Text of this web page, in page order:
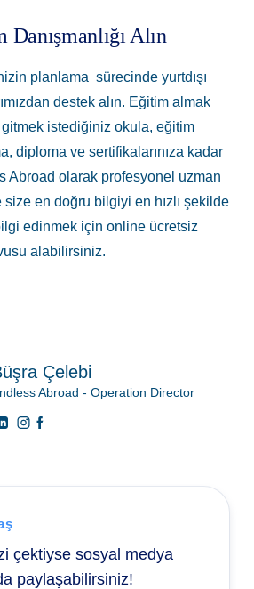
Danışmanlığı Alın
planlama sürecinde yurtdışı
destek alın. Eğitim almak
istediğiniz okula, eğitim
diploma ve sertifikalarınıza kadar
Abroad olarak profesyonel uzman
en doğru bilgiyi en hızlı şekilde
edinmek için online ücretsiz
alabilirsiniz.
Çelebi
Abroad - Operation Director
çektiyse sosyal medya
paylaşabilirsiniz!